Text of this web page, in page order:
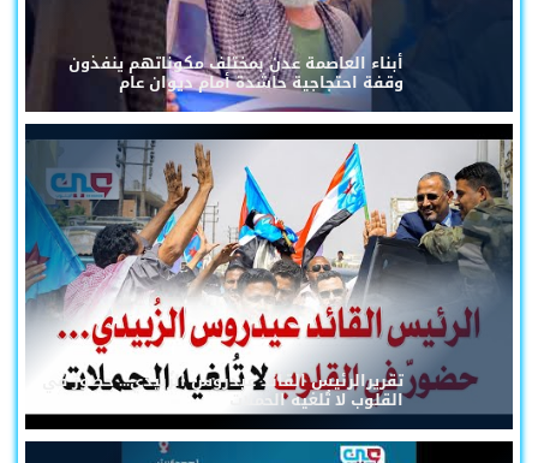
أبناء العاصمة عدن بمختلف مكوناتهم ينفذون
وقفة احتجاجية حاشدة أمام ديوان عام
تقريرالرئيس القائد عيدروس الزُبيدي... حضورٌ في
القلوب لا تُلغيه الحملات